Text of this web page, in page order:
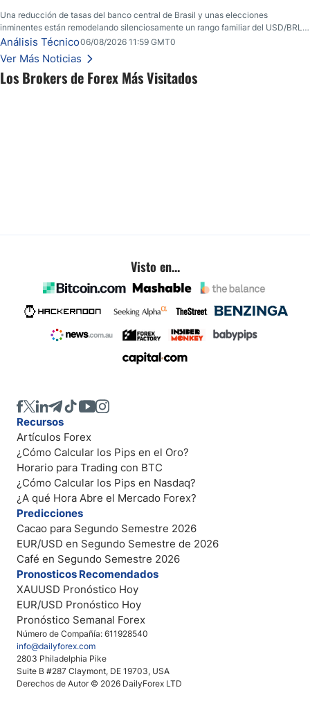
Los Brokers de Forex Más Visitados
Una reducción de tasas del banco central de Brasil y unas elecciones
inminentes están remodelando silenciosamente un rango familiar del USD/BRL.
Una reducción de tasas por parte del banco central de Brasil y unas elecciones
inminentes están remodelando silenciosamente un rango familiar del USD/BRL.
Esto es lo que los traders están observando a continuación.
Análisis Técnico06/08/2026 11:59 GMT0
Ver Más Noticias
Visto en...
Número de Compañía: 611928540
info@dailyforex.com
2803 Philadelphia Pike
Suite B #287 Claymont, DE 19703, USA
Derechos de Autor © 2026 DailyForex LTD
Recursos
Artículos Forex
¿Cómo Calcular los Pips en el Oro?
Horario para Trading con BTC
¿Cómo Calcular los Pips en Nasdaq?
¿A qué Hora Abre el Mercado Forex?
Predicciones
Cacao para Segundo Semestre 2026
EUR/USD en Segundo Semestre de 2026
Café en Segundo Semestre 2026
Pronosticos Recomendados
XAUUSD Pronóstico Hoy
EUR/USD Pronóstico Hoy
Pronóstico Semanal Forex